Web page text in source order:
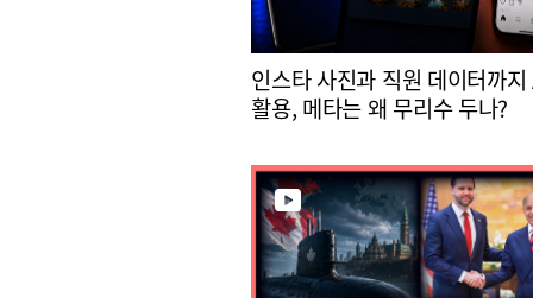
인스타 사진과 직원 데이터까
활용, 메타는 왜 무리수 두나?